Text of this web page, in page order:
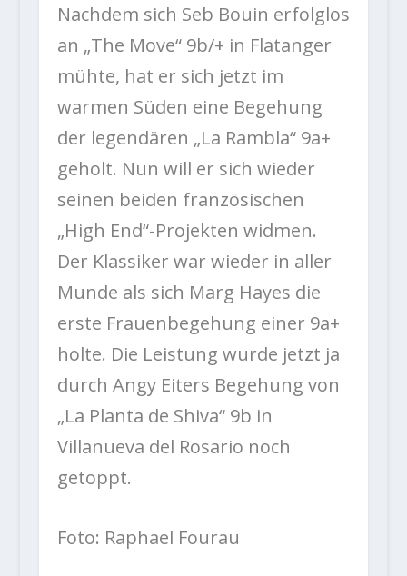
Nachdem sich Seb Bouin erfolglos
an „The Move“ 9b/+ in Flatanger
mühte, hat er sich jetzt im
warmen Süden eine Begehung
der legendären „La Rambla“ 9a+
geholt. Nun will er sich wieder
seinen beiden französischen
„High End“-Projekten widmen.
Der Klassiker war wieder in aller
Munde als sich Marg Hayes die
erste Frauenbegehung einer 9a+
holte. Die Leistung wurde jetzt ja
durch Angy Eiters Begehung von
„La Planta de Shiva“ 9b in
Villanueva del Rosario noch
getoppt.
Foto: Raphael Fourau